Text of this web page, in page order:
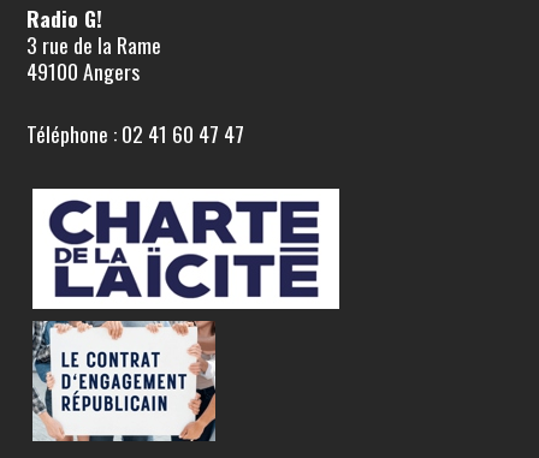
Radio G!
3 rue de la Rame
49100 Angers
Téléphone : 02 41 60 47 47